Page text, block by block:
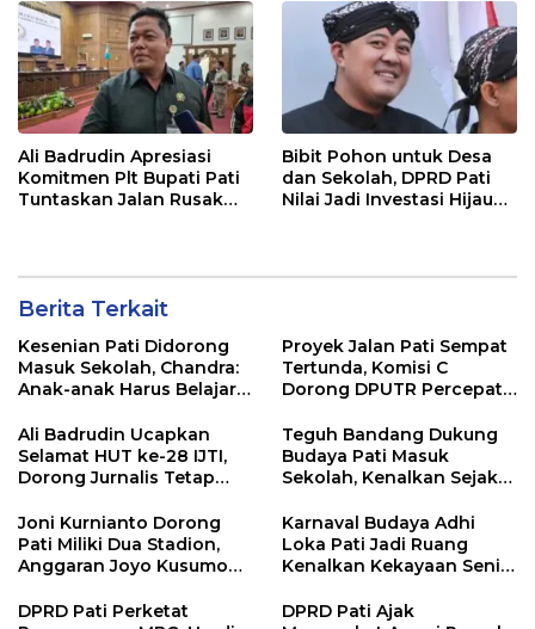
Ali Badrudin Apresiasi
Komitmen Plt Bupati Pati
Tuntaskan Jalan Rusak
Bibit Pohon untuk Desa
dan Sekolah, DPRD Pati
Nilai Jadi Investasi Hijau
Berita Terkait
Kesenian Pati Didorong
Masuk Sekolah, Chandra:
Anak-anak Harus Belajar
Proyek Jalan Pati Sempat
Tertunda, Komisi C
Dorong DPUTR Percepat
Ali Badrudin Ucapkan
Selamat HUT ke-28 IJTI,
Dorong Jurnalis Tetap
Independen
Teguh Bandang Dukung
Budaya Pati Masuk
Sekolah, Kenalkan Sejak
Joni Kurnianto Dorong
Pati Miliki Dua Stadion,
Anggaran Joyo Kusumo
Karnaval Budaya Adhi
Loka Pati Jadi Ruang
Kenalkan Kekayaan Seni
DPRD Pati Perketat
DPRD Pati Ajak